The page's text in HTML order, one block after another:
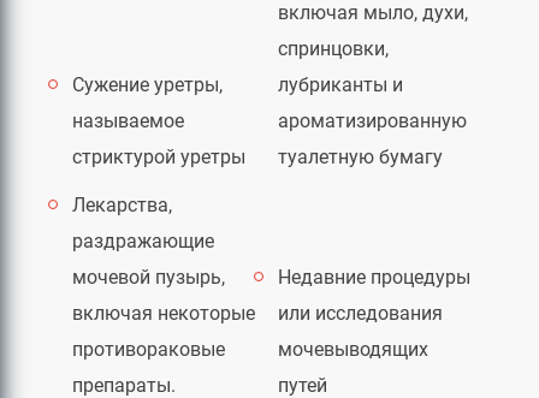
Сужение уретры,
называемое
стриктурой уретры
включая мыло, духи,
спринцовки,
лубриканты и
ароматизированную
туалетную бумагу
Лекарства,
раздражающие
мочевой пузырь,
включая некоторые
противораковые
препараты.
Недавние процедуры
или исследования
мочевыводящих
путей